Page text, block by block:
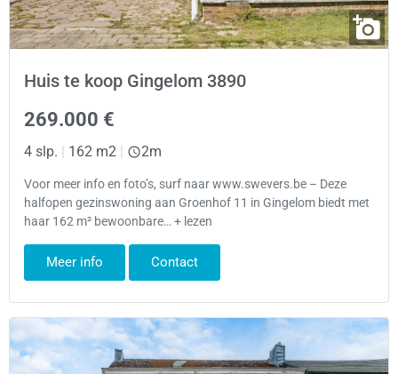
Huis te koop Gingelom 3890
269.000 €
4 slp. | 162 m2 | 2m
Voor meer info en foto’s, surf naar www.swevers.be – Deze
halfopen gezinswoning aan Groenhof 11 in Gingelom biedt met
haar 162 m² bewoonbare… + lezen
Meer info Contact